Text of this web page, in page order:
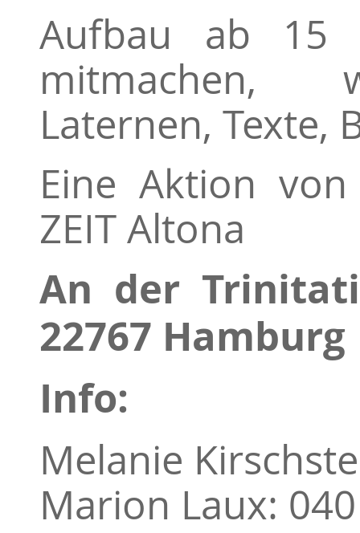
Aufbau ab 15
mitmachen,
Laternen, Texte,
Eine Aktion
ZEIT Altona
An der
22767 Hamburg
Info:
Melanie
Marion Laux: